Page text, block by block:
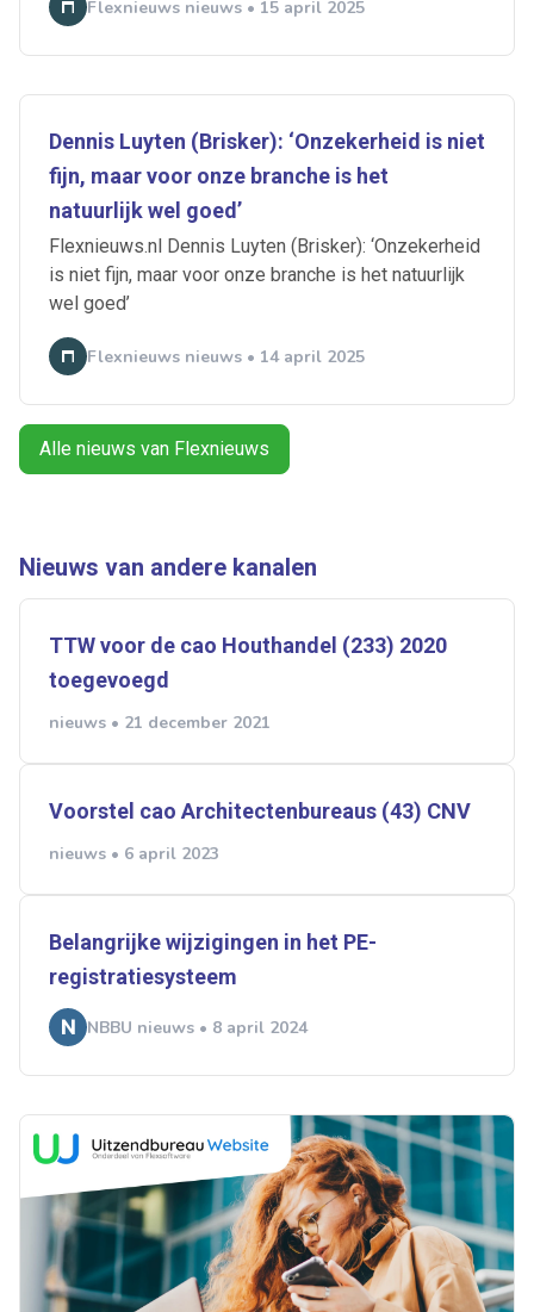
Flexnieuws nieuws • 15 april 2025
Dennis Luyten (Brisker): ‘Onzekerheid is niet
fijn, maar voor onze branche is het
natuurlijk wel goed’
Flexnieuws.nl Dennis Luyten (Brisker): ‘Onzekerheid
is niet fijn, maar voor onze branche is het natuurlijk
wel goed’
Flexnieuws nieuws • 14 april 2025
Alle nieuws van Flexnieuws
Nieuws van andere kanalen
TTW voor de cao Houthandel (233) 2020
toegevoegd
nieuws • 21 december 2021
Voorstel cao Architectenbureaus (43) CNV
nieuws • 6 april 2023
Belangrijke wijzigingen in het PE-
registratiesysteem
NBBU nieuws • 8 april 2024
Ontvang vacatures direct in
je mailbox
Artikelen zoeken
Bureau Cicero